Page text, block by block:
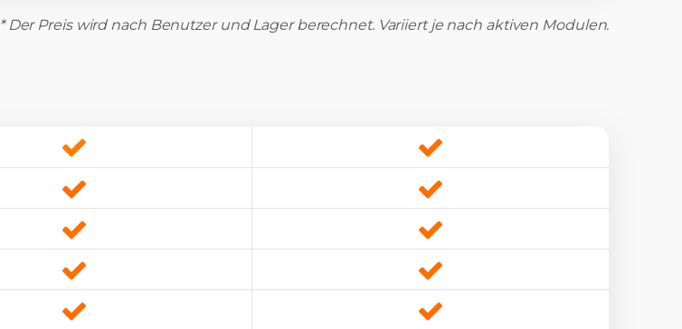
* Der Preis wird nach Benutzer und Lager berechnet. Variiert je nach aktiven Modulen.